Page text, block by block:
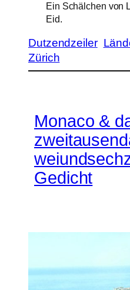
Ein Schälchen von
Eid.
Dutzendzeiler
Zürich
Monaco &
Gedicht